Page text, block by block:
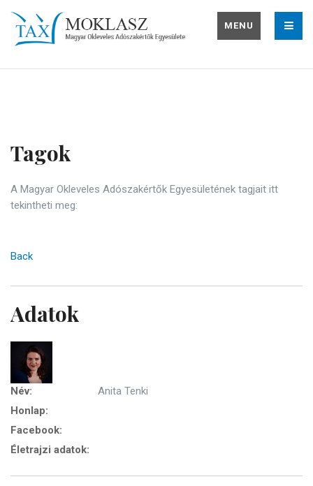
MENU
Tagok
A Magyar Okleveles Adószakértők Egyesületének tagjait itt
tekintheti meg:
Back
Adatok
Név:
Anita Tenki
Honlap:
Facebook:
Életrajzi adatok: